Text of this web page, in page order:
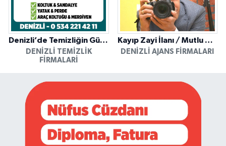
Denizli’de Temizliğin Güvenilir Adresi: Özkan Yerinde Yıkama
DENIZLI TEMIZLIK
FIRMALARI
Kayıp Zayi İlanı / Mutlu Ajans / Denizli
DENIZLI AJANS FIRMALARI